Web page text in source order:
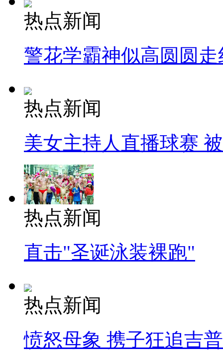
热点新闻
警花学霸神似高圆圆走
热点新闻
美女主持人直播球赛
热点新闻
直击"圣诞泳装裸跑"
热点新闻
愤怒母象 携子狂追吉